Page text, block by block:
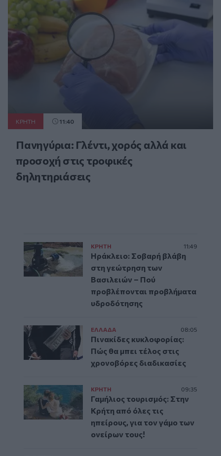
ΚΡΗΤΗ 11:40
Πανηγύρια: Γλέντι, χορός αλλά και
προσοχή στις τροφικές
δηλητηριάσεις
ΚΡΗΤΗ 11:49
Ηράκλειο: Σοβαρή βλάβη
στη γεώτρηση των
Βασιλειών – Πού
προβλέπονται προβλήματα
υδροδότησης
ΕΛΛAΔΑ 08:05
Πινακίδες κυκλοφορίας:
Πώς θα μπει τέλος στις
χρονοβόρες διαδικασίες
ΚΡΗΤΗ 09:35
Γαμήλιος τουρισμός: Στην
Κρήτη από όλες τις
ηπείρους, για τον γάμο των
ονείρων τους!